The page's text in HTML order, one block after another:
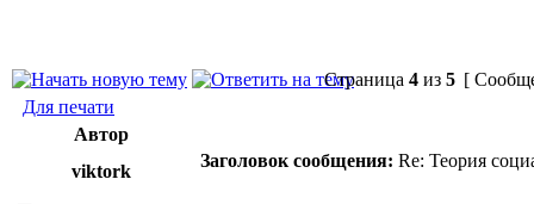
Страница 4 из 5 [
Для печати
Автор
viktork
Заголовок сообщения: Re: Теория